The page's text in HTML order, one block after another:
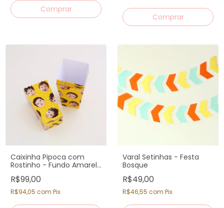
Caixinha Pipoca com
Rostinho - Fundo Amarelo
(12 un)
R$99,00
R$94,05 com Pix
Varal Setinhas - Festa
Bosque
R$49,00
R$46,55 com Pix